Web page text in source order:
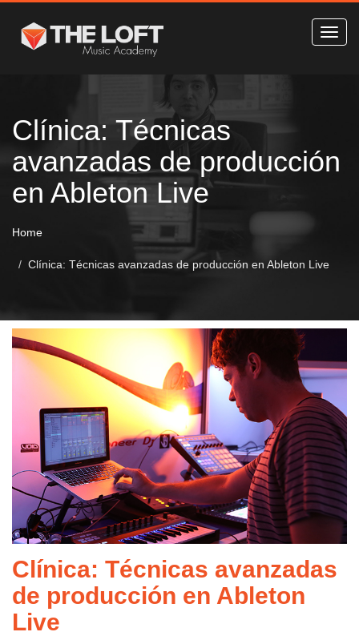
Clínica: Técnicas
avanzadas de producción
en Ableton Live
Home
Clínica: Técnicas avanzadas de producción en Ableton Live
Clínica: Técnicas avanzadas
de producción en Ableton
Live